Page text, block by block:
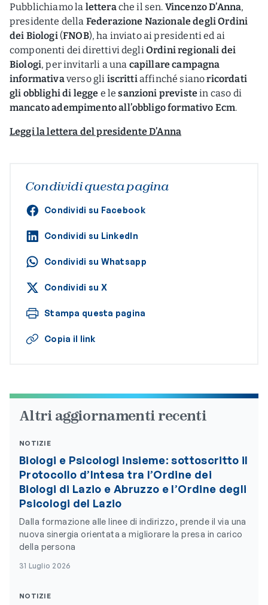
Pubblichiamo la lettera che il sen. Vincenzo D’Anna,
presidente della Federazione Nazionale degli Ordini
dei Biologi (FNOB), ha inviato ai presidenti ed ai
componenti dei direttivi degli Ordini regionali dei
Biologi, per invitarli a una capillare campagna
informativa verso gli iscritti affinché sianoricordati
gli obblighi di legge e lesanzioni previstein caso di
mancato adempimento all’obbligo formativo Ecm.
Leggi la lettera del presidente D’Anna
Condividi questa pagina
Condividi su Facebook
Condividi su LinkedIn
Condividi su Whatsapp
Condividi su X
Stampa questa pagina
Copia il link
Altri aggiornamenti recenti
NOTIZIE
Biologi e Psicologi insieme: sottoscritto il
Protocollo d’Intesa tra l’Ordine dei
Biologi di Lazio e Abruzzo e l’Ordine degli
Psicologi del Lazio
Dalla formazione alle linee di indirizzo, prende il via una
nuova sinergia orientata a migliorare la presa in carico
della persona
31 Luglio 2026
NOTIZIE